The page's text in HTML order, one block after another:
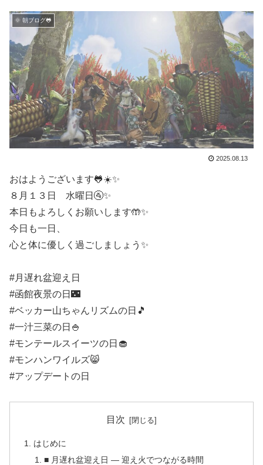
🌞 朝ブログ🐸
2025.08.13
おはようございます🐸☀️✨
８月１３日 水曜日🚰✨
本日もよろしくお願いします🤲✨
今日も一日、
心と体に優しく過ごしましょう✨
#月遅れ盆迎え日
#函館夜景の日🌃
#ベッカー山ちゃんリズムの日🎵
#一汁三菜の日🍚
#モンテールスイーツの日🧁
#モンハンワイルズ😸
#アップデートの日
目次
はじめに
■ 月遅れ盆迎え日 — 迎え火でつながる時間